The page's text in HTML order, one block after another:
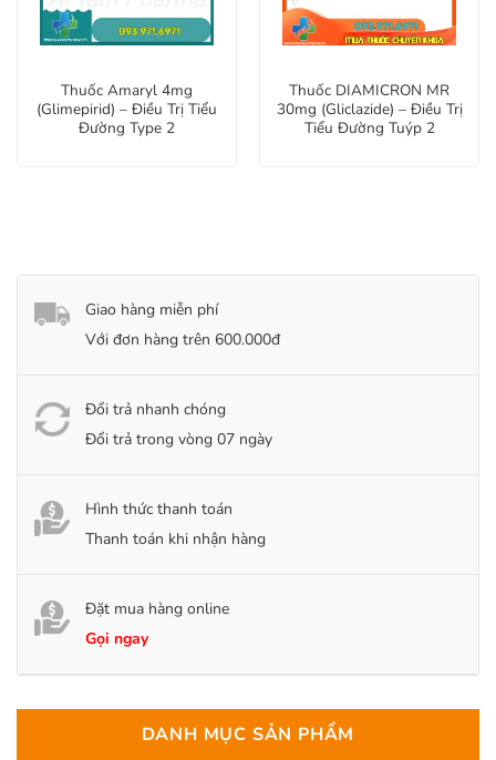
Thuốc Amaryl 4mg
(Glimepirid) – Điều Trị Tiểu
Đường Type 2
Thuốc DIAMICRON MR
30mg (Gliclazide) – Điều Trị
Tiểu Đường Tuýp 2
Giao hàng miễn phí
Với đơn hàng trên 600.000đ
Đổi trả nhanh chóng
Đổi trả trong vòng 07 ngày
Hình thức thanh toán
Thanh toán khi nhận hàng
Đặt mua hàng online
Gọi ngay
DANH MỤC SẢN PHẨM